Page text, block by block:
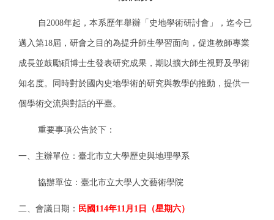
自2008年起，本系歷年舉辦「史地學術研討會」，迄今已
邁入第18屆，研會之目的為提升師生學習面向，促進教師專業
成長並鼓勵碩博士生發表研究成果，期以擴大師生視野及學術
知名度。同時對於國內史地學術的研究與教學的推動，提供一
個學術交流與對話的平臺。
重要事項公告於下：
一、主辦單位：臺北市立大學歷史與地理學系
協辦單位：臺北市立大學人文藝術學院
二、會議日期： 民國114年11月1日（星期六）